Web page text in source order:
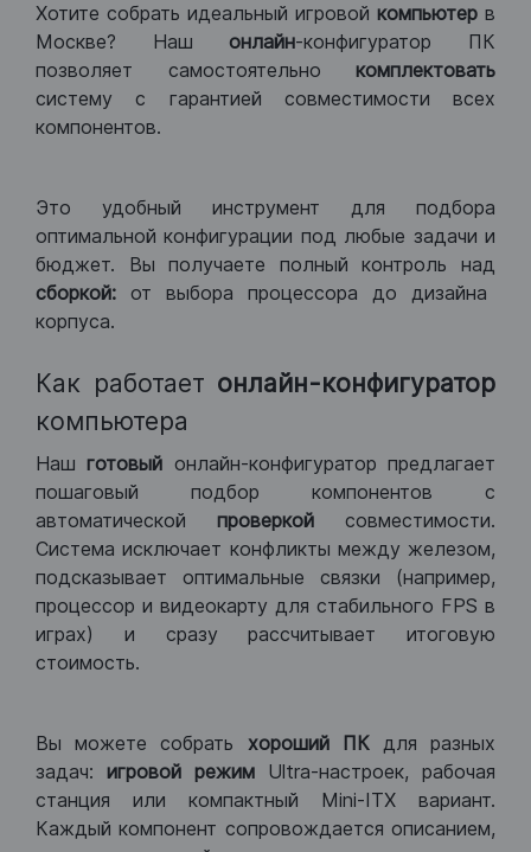
Хотите собрать идеальный игровой компьютер в
Москве? Нашонлайн-конфигуратор ПК
позволяет самостоятельно комплектовать
систему с гарантией совместимости всех
компонентов.
Это удобный инструмент для подбора
оптимальной конфигурации под любые задачи и
бюджет. Вы получаете полный контроль над
сборкой: от выбора процессора до дизайна
корпуса.
Как работает онлайн-конфигуратор
компьютера
Нашготовый онлайн-конфигуратор предлагает
пошаговый подбор компонентов с
автоматической проверкой совместимости.
Система исключает конфликты между железом,
подсказывает оптимальные связки (например,
процессор и видеокарту для стабильного FPS в
играх) и сразу рассчитывает итоговую
стоимость.
Вы можете собрать хороший ПКдля разных
задач: игровой режим Ultra-настроек, рабочая
станция или компактный Mini-ITX вариант.
Каждый компонент сопровождается описанием,